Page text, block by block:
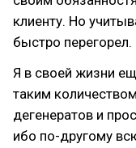
клиенту. Но
быстро перегорел.
Я в своей жизни
таким
дегенератов и
ибо по-другому